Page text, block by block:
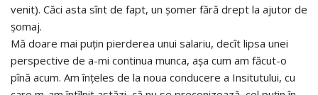
venit). Căci asta sînt de fapt, un șomer fără drept la ajutor de
șomaj.
Mă doare mai puțin pierderea unui salariu, decît lipsa unei
perspective de a-mi continua munca, așa cum am făcut-o
pînă acum. Am înțeles de la noua conducere a Insitutului, cu